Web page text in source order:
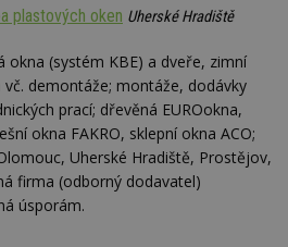
plastových oken Uherské Hradiště
okna (systém KBE) a dveře, zimní
demontáže; montáže, dodávky
prací; dřevěná EUROokna,
okna FAKRO, sklepní okna ACO;
Uherské Hradiště, Prostějov,
firma (odborný dodavatel)
úsporám.